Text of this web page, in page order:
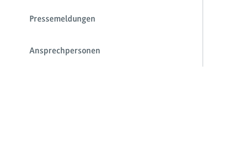
Pressemeldungen
Ansprechpersonen